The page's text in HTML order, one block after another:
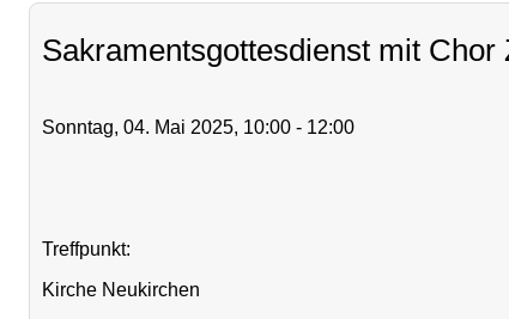
Sakramentsgottesdienst mit
Sonntag, 04. Mai 2025, 10:00 - 12:00
Treffpunkt:
Kirche Neukirchen